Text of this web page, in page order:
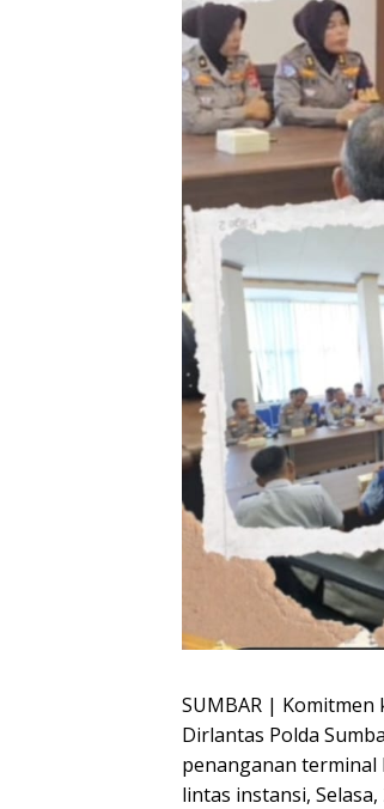
SUMBAR |
Dirlantas Polda
penanganan terminal
lintas instansi, Selasa,